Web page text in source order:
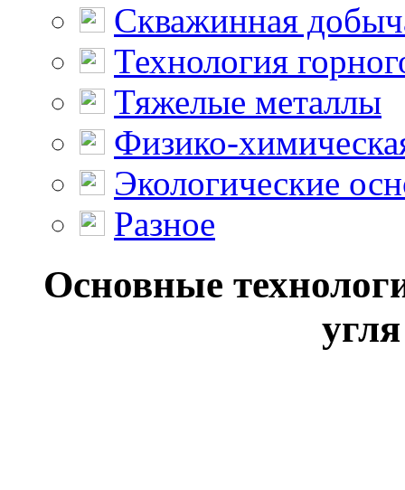
Скважинная
Технология
Тяжелые металлы
Физико-
Экологические
Разное
Основные